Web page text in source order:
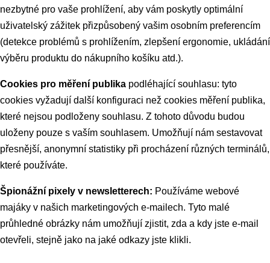
nezbytné pro vaše prohlížení, aby vám poskytly optimální
uživatelský zážitek přizpůsobený vašim osobním preferencím
(detekce problémů s prohlížením, zlepšení ergonomie, ukládání
výběru produktu do nákupního košíku atd.).
Cookies pro měření publika podléhající souhlasu: tyto
cookies vyžadují další konfiguraci než cookies měření publika,
které nejsou podloženy souhlasu. Z tohoto důvodu budou
uloženy pouze s vaším souhlasem. Umožňují nám sestavovat
přesnější, anonymní statistiky při procházení různých terminálů,
které používáte.
Špionážní pixely v newsletterech: Používáme webové
majáky v našich marketingových e-mailech. Tyto malé
průhledné obrázky nám umožňují zjistit, zda a kdy jste e-mail
otevřeli, stejně jako na jaké odkazy jste klikli.